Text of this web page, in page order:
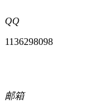
QQ
1136298098
邮箱